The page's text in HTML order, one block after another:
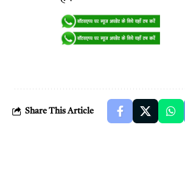
Share This Article